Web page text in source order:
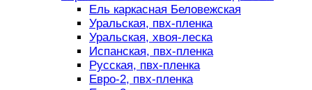
Ель каркасная Беловежская
Уральская, пвх-пленка
Уральская, хвоя-леска
Испанская, пвх-пленка
Русская, пвх-пленка
Евро-2, пвх-пленка